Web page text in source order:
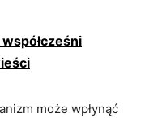
może wpłynąć